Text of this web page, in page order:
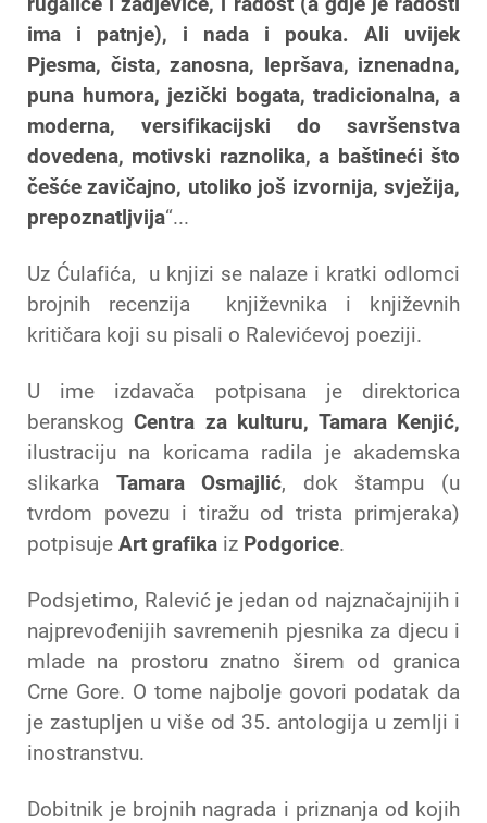
ima i patnje), i nada i pouka. Ali uvijek
Pjesma, čista, zanosna, lepršava, iznenadna,
puna humora, jezički bogata, tradicionalna, a
moderna, versifikacijski do savršenstva
dovedena, motivski raznolika, a baštineći što
češće zavičajno, utoliko još izvornija, svježija,
prepoznatljvija“...
Uz Ćulafića, u knjizi se nalaze i kratki odlomci
brojnih recenzija književnika i književnih
kritičara koji su pisali o Ralevićevoj poeziji.
U ime izdavača potpisana je direktorica
beranskogCentra za kulturu, Tamara Kenjić,
ilustraciju na koricama radila je akademska
slikarka Tamara Osmajlić, dok štampu (u
tvrdom povezu i tiražu od trista primjeraka)
potpisuje Art grafika iz Podgorice.
Podsjetimo, Ralević je jedan od najznačajnijih i
najprevođenijih savremenih pjesnika za djecu i
mlade na prostoru znatno širem od granica
Crne Gore. O tome najbolje govori podatak da
je zastupljen u više od 35. antologija u zemlji i
inostranstvu.
Dobitnik je brojnih nagrada i priznanja od kojih